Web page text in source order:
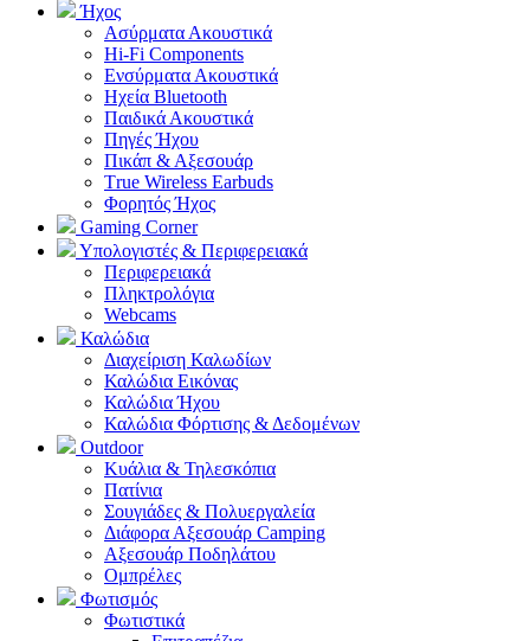
Ήχος
Ασύρματα Ακουστικά
Hi-Fi Components
Ενσύρματα Ακουστικά
Ηχεία Bluetooth
Παιδικά Ακουστικά
Πηγές Ήχου
Πικάπ & Αξεσουάρ
Τrue Wireless Earbuds
Φορητός Ήχος
Gaming Corner
Υπολογιστές & Περιφερειακά
Περιφερειακά
Πληκτρολόγια
Webcams
Καλώδια
Διαχείριση Καλωδίων
Καλώδια Εικόνας
Καλώδια Ήχου
Καλώδια Φόρτισης & Δεδομένων
Outdoor
Κυάλια & Τηλεσκόπια
Πατίνια
Σουγιάδες & Πολυεργαλεία
Διάφορα Αξεσουάρ Camping
Αξεσουάρ Ποδηλάτου
Ομπρέλες
Φωτισμός
Φωτιστικά